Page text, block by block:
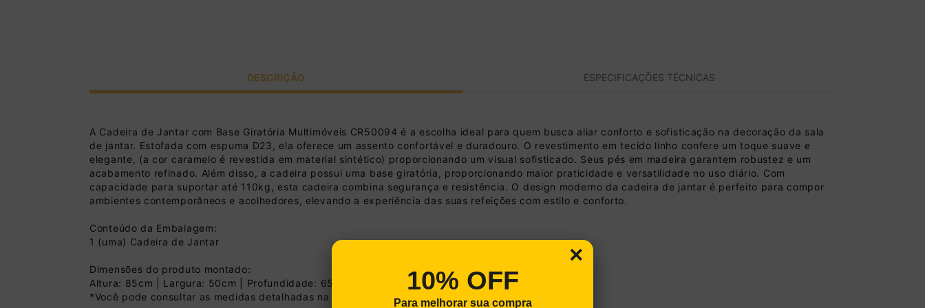
DESCRIÇÃO ESPECIFICAÇÕES TÉCNICAS
A Cadeira de Jantar com Base Giratória Multimóveis CR50094 é a escolha ideal para quem busca aliar conforto e sofisticação na decoração da sala
de jantar. Estofada com espuma D23, ela oferece um assento confortável e duradouro. O revestimento em tecido linho confere um toque suave e
elegante, (a cor caramelo é revestida em material sintético) proporcionando um visual sofisticado. Seus pés em madeira garantem robustez e um
acabamento refinado. Além disso, a cadeira possui uma base giratória, proporcionando maior praticidade e versatilidade no uso diário. Com
capacidade para suportar até 110kg, esta cadeira combina segurança e resistência. O design moderno da cadeira de jantar é perfeito para compor
ambientes contemporâneos e acolhedores, elevando a experiência das suas refeições com estilo e conforto.
Conteúdo da Embalagem:
1 (uma) Cadeira de Jantar
Dimensões do produto montado:
Altura: 85cm | Largura: 50cm | Profundidade: 65cm
*Você pode consultar as medidas detalhadas na imagem técnica do produto.
×
10% OFF
Para melhorar sua compra